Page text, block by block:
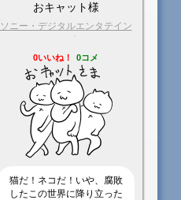
おキャット様
ソニー・デジタルエンタテイン
メント
0いいね！ 0コメ
猫だ！ネコだ！いや、腐敗
したこの世界に降り立った